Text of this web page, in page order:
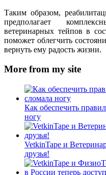
Таким образом,
предполагает
ветеринарных тейпов в
поможет облегчить
вернуть ему радость жизни.
More from my site
Как обеспечить
ногу
VetkinTape и
друзья!